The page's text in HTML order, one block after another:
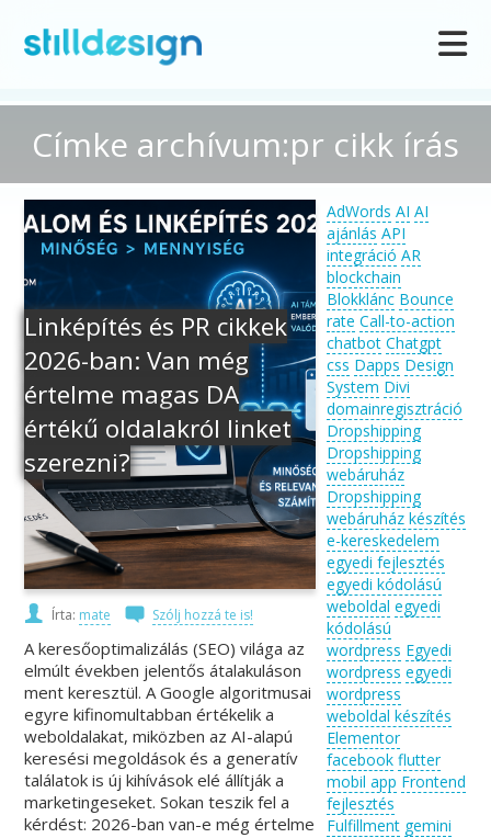
Címke archívum:pr cikk írás
Linképítés és PR cikkek
2026-ban: Van még
értelme magas DA
értékű oldalakról linket
szerezni?
Írta: mate Szólj hozzá te is!
A keresőoptimalizálás (SEO) világa az
elmúlt években jelentős átalakuláson
ment keresztül. A Google algoritmusai
egyre kifinomultabban értékelik a
weboldalakat, miközben az AI-alapú
keresési megoldások és a generatív
találatok is új kihívások elé állítják a
marketingeseket. Sokan teszik fel a
kérdést: 2026-ban van-e még értelme
AdWords AI AI
ajánlás API
integráció AR
blockchain
Blokklánc Bounce
rate Call-to-action
chatbot Chatgpt
css Dapps Design
System Divi
domainregisztráció
Dropshipping
Dropshipping
webáruház
Dropshipping
webáruház készítés
e-kereskedelem
egyedi fejlesztés
egyedi kódolású
weboldal egyedi
kódolású
wordpress Egyedi
wordpress egyedi
wordpress
weboldal készítés
Elementor
facebook flutter
mobil app Frontend
fejlesztés
Fulfillment gemini